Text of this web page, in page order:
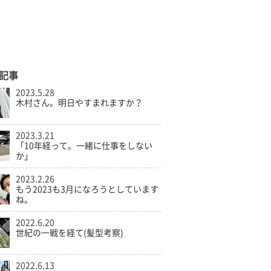
事
2023.5.28
木村さん。明日やすまれますか？
2023.3.21
「10年経って。一緒に仕事をしない
か」
2023.2.26
もう2023も3月になろうとしています
ね。
2022.6.20
世紀の一戦を経て(髪型考察)
2022.6.13